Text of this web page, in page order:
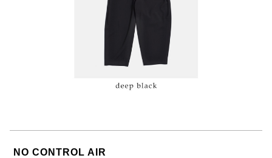
NO CONTROL AIR